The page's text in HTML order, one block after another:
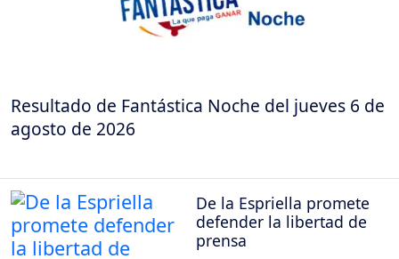
Resultado de Fantástica Noche del jueves 6 de
agosto de 2026
De la Espriella promete
defender la libertad de
prensa